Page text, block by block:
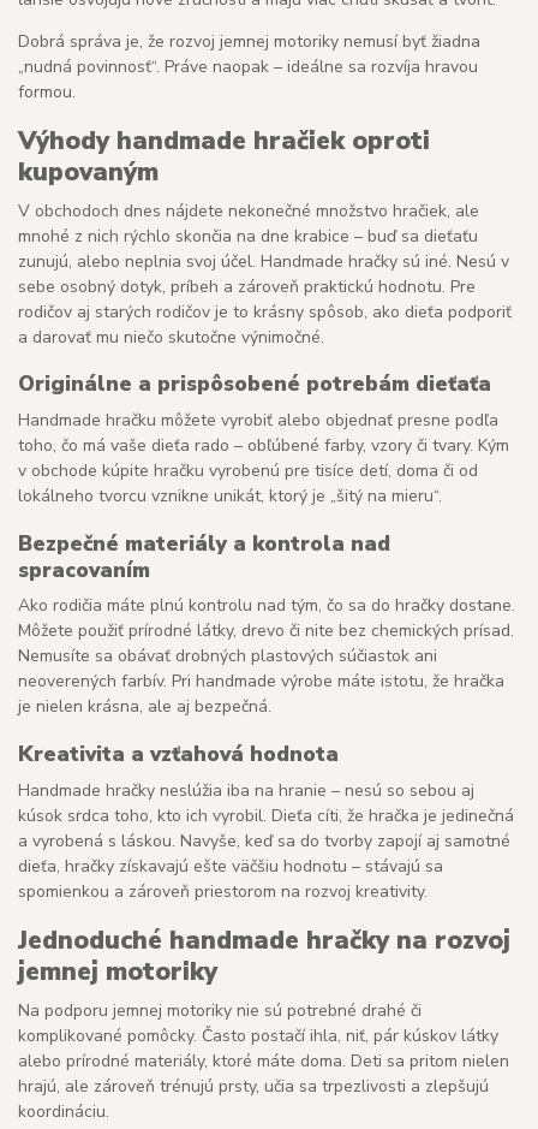
Dobrá správa je, že rozvoj jemnej motoriky nemusí byť žiadna
„nudná povinnosť“. Práve naopak – ideálne sa rozvíja hravou
formou.
Výhody handmade hračiek oproti
kupovaným
V obchodoch dnes nájdete nekonečné množstvo hračiek, ale
mnohé z nich rýchlo skončia na dne krabice – buď sa dieťaťu
zunujú, alebo neplnia svoj účel. Handmade hračky sú iné. Nesú v
sebe osobný dotyk, príbeh a zároveň praktickú hodnotu. Pre
rodičov aj starých rodičov je to krásny spôsob, ako dieťa podporiť
a darovať mu niečo skutočne výnimočné.
Originálne a prispôsobené potrebám dieťaťa
Handmade hračku môžete vyrobiť alebo objednať presne podľa
toho, čo má vaše dieťa rado – obľúbené farby, vzory či tvary. Kým
v obchode kúpite hračku vyrobenú pre tisíce detí, doma či od
lokálneho tvorcu vznikne unikát, ktorý je „šitý na mieru“.
Bezpečné materiály a kontrola nad
spracovaním
Ako rodičia máte plnú kontrolu nad tým, čo sa do hračky dostane.
Môžete použiť prírodné látky, drevo či nite bez chemických prísad.
Nemusíte sa obávať drobných plastových súčiastok ani
neoverených farbív. Pri handmade výrobe máte istotu, že hračka
je nielen krásna, ale aj bezpečná.
Kreativita a vzťahová hodnota
Handmade hračky neslúžia iba na hranie – nesú so sebou aj
kúsok srdca toho, kto ich vyrobil. Dieťa cíti, že hračka je jedinečná
a vyrobená s láskou. Navyše, keď sa do tvorby zapojí aj samotné
dieťa, hračky získavajú ešte väčšiu hodnotu – stávajú sa
spomienkou a zároveň priestorom na rozvoj kreativity.
Jednoduché handmade hračky na rozvoj
jemnej motoriky
Na podporu jemnej motoriky nie sú potrebné drahé či
komplikované pomôcky. Často postačí ihla, niť, pár kúskov látky
alebo prírodné materiály, ktoré máte doma. Deti sa pritom nielen
hrajú, ale zároveň trénujú prsty, učia sa trpezlivosti a zlepšujú
koordináciu.